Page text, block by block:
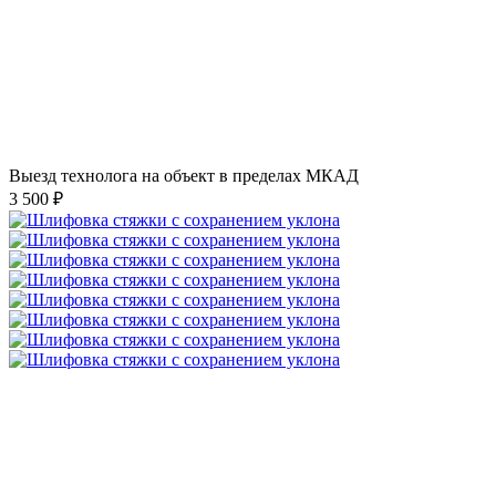
Выезд технолога на объект в пределах МКАД
3 500 ₽